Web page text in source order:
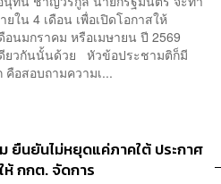
ใน 4 เดือน เพื่อเปิดโอกาสให้
นมกราคม หรือเมษายน ปี 2569
ดียวกันนั้นด้วย หัวข้อประชามติก็มี
คือสอบถามความเ...
ยืนยันไม่หยุดแค่ภาคใต้ ประกาศ
กกต. จัดการ